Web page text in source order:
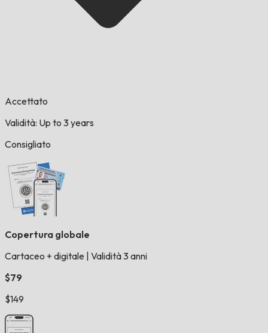
Accettato
Validità: Up to 3 years
Consigliato
Copertura globale
Cartaceo + digitale Validità 3 anni
$79
$149